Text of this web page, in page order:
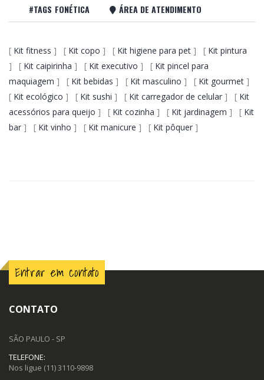
#TAGS FONÉTICA ÁREA DE ATENDIMENTO
[ Kit fitness ] [ Kit copo ] [ Kit higiene para pet ] [ Kit pintura
] [ Kit caipirinha ] [ Kit executivo ] [ Kit pincel para
maquiagem ] [ Kit bebidas ] [ Kit masculino ] [ Kit gourmet ]
[ Kit ecológico ] [ Kit sushi ] [ Kit carregador de celular ] [ Kit
acessórios para queijo ] [ Kit cozinha ] [ Kit jardinagem ] [ Kit
bar ] [ Kit vinho ] [ Kit manicure ] [ Kit pôquer ]
Entrar em contato
CONTATO
SÃO PAULO - SP
TELEFONE:
Nos ligue (11) 3110-9898